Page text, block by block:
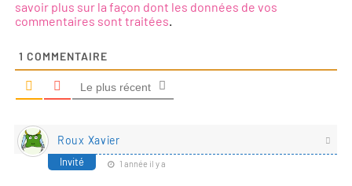
savoir plus sur la façon dont les données de vos
commentaires sont traitées.
1 COMMENTAIRE
Le plus récent
Roux Xavier
Invité 1 année il y a